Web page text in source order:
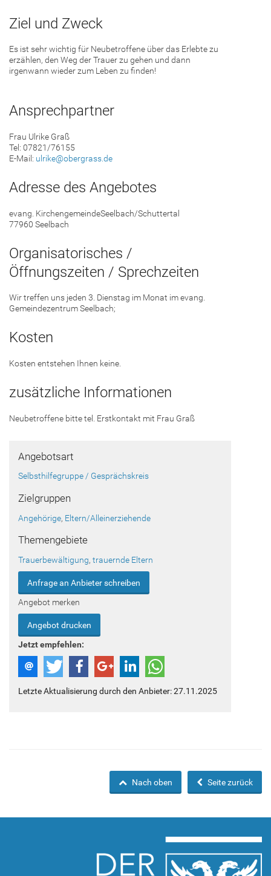
Ziel und Zweck
Es ist sehr wichtig für Neubetroffene über das Erlebte zu
erzählen, den Weg der Trauer zu gehen und dann
irgenwann wieder zum Leben zu finden!
Ansprechpartner
Frau Ulrike Graß
Tel: 07821/76155
E-Mail: ulrike@obergrass.de
Adresse des Angebotes
evang. KirchengemeindeSeelbach/Schuttertal
77960 Seelbach
Organisatorisches /
Öffnungszeiten / Sprechzeiten
Wir treffen uns jeden 3. Dienstag im Monat im evang.
Gemeindezentrum Seelbach;
Kosten
Kosten entstehen Ihnen keine.
zusätzliche Informationen
Neubetroffene bitte tel. Erstkontakt mit Frau Graß
Angebotsart
Selbsthilfegruppe / Gesprächskreis
Zielgruppen
Angehörige, Eltern/Alleinerziehende
Themengebiete
Trauerbewältigung, trauernde Eltern
Anfrage an Anbieter schreiben
Angebot merken
Angebot drucken
Jetzt empfehlen:
Letzte Aktualisierung durch den Anbieter: 27.11.2025
Seite zurück
Nach oben